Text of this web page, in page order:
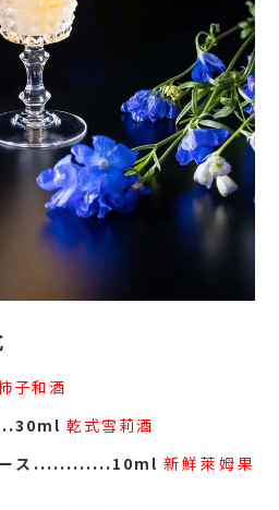
子和酒
30ml 乾式雪莉酒
ス ............10ml新鮮萊姆果